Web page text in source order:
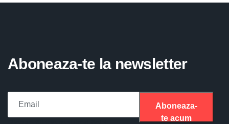
Aboneaza-te la newsletter
Aboneaza-
te acum